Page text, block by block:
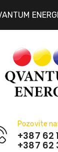
ENERGI
Pozovite
+387 62
+387 62